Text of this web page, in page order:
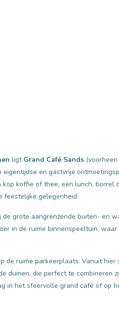
ligt Grand Café Sands
eigentijdse en gastvrije
koffie of thee, een lunch, borrel
feestelijke gelegenheid.
grote aangrenzende buiten- en
in de ruime binnenspeeltuin, waar
de ruime parkeerplaats. Vanuit hier
duinen, die perfect te combineren
in het sfeervolle grand café of op